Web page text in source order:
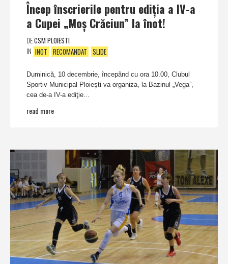
Încep înscrierile pentru ediţia a IV-a
a Cupei „Moş Crăciun” la înot!
DECSM PLOIESTI
IN INOT RECOMANDAT SLIDE
Duminică, 10 decembrie, începând cu ora 10.00, Clubul
Sportiv Municipal Ploieşti va organiza, la Bazinul „Vega”,
cea de-a IV-a ediţie...
read more